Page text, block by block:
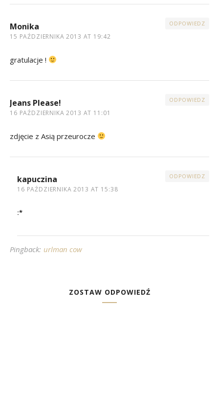
Monika
15 PAŹDZIERNIKA 2013 AT 19:42
ODPOWIEDZ
gratulacje !
Jeans Please!
16 PAŹDZIERNIKA 2013 AT 11:01
ODPOWIEDZ
zdjęcie z Asią przeurocze
kapuczina
16 PAŹDZIERNIKA 2013 AT 15:38
ODPOWIEDZ
:*
Pingback: urlman cow
ZOSTAW ODPOWIEDŹ